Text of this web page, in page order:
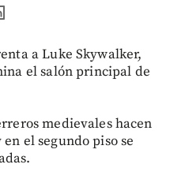
a Luke Skywalker,
el salón principal de
medievales hacen
el segundo piso se